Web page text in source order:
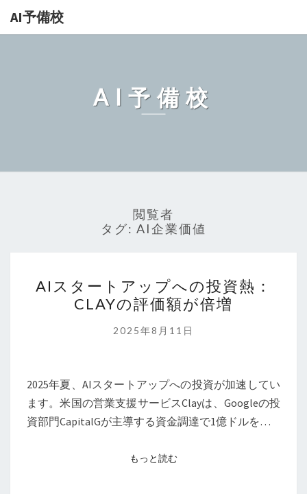
AI予備校
AI予備校
閲覧者
タグ: AI企業価値
ス
タ
ー
ッ
プ
へ
投
AIスタートアップへの投資熱：
CLAYの評価額が倍増
2025年8月11日
2025年夏、AIスタートアップへの投資が加速してい
ます。米国の営業支援サービスClayは、Googleの投
資部門CapitalGが主導する資金調達で1億ドルを…
もっと読むもっと読む